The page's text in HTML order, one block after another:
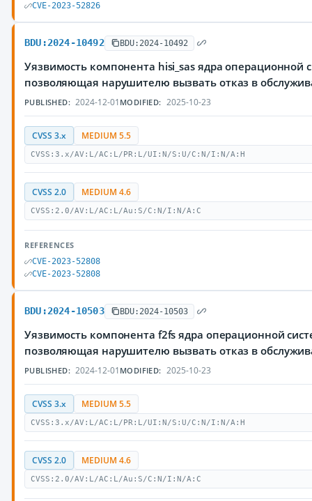
CVE-2023-52826
BDU:2024-10492 BDU:2024-10492
Уязвимость компонента hisi_sas ядра операционной
позволяющая нарушителю вызвать отказ в
PUBLISHED: 2024-12-01 MODIFIED: 2025-10-23
CVSS 3.x MEDIUM 5.5
CVSS:3.x/AV:L/AC:L/PR:L/UI:N/S:U/C:N/I:N/A:H
CVSS 2.0 MEDIUM 4.6
CVSS:2.0/AV:L/AC:L/Au:S/C:N/I:N/A:C
REFERENCES
CVE-2023-52808
CVE-2023-52808
BDU:2024-10503 BDU:2024-10503
Уязвимость компонента f2fs ядра операционной
позволяющая нарушителю вызвать отказ в
PUBLISHED: 2024-12-01 MODIFIED: 2025-10-23
CVSS 3.x MEDIUM 5.5
CVSS:3.x/AV:L/AC:L/PR:L/UI:N/S:U/C:N/I:N/A:H
CVSS 2.0 MEDIUM 4.6
CVSS:2.0/AV:L/AC:L/Au:S/C:N/I:N/A:C